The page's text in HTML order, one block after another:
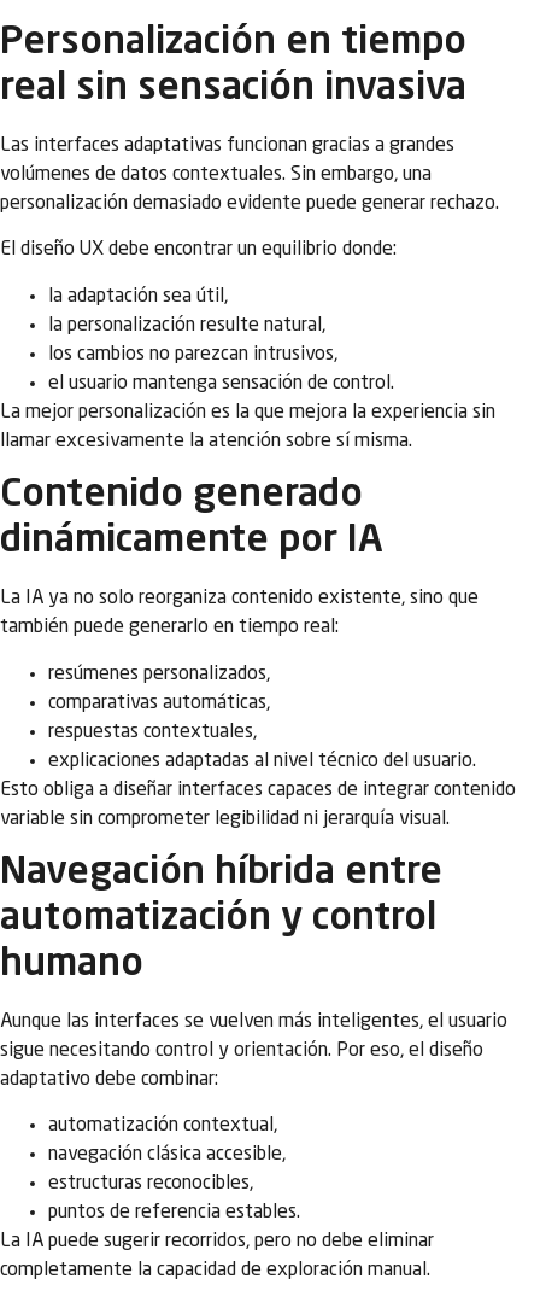
Personalización en tiempo
real sin sensación invasiva
Las interfaces adaptativas funcionan gracias a grandes
volúmenes de datos contextuales. Sin embargo, una
personalización demasiado evidente puede generar rechazo.
El diseño UX debe encontrar un equilibrio donde:
la adaptación sea útil,
la personalización resulte natural,
los cambios no parezcan intrusivos,
el usuario mantenga sensación de control.
La mejor personalización es la que mejora la experiencia sin
llamar excesivamente la atención sobre sí misma.
Contenido generado
dinámicamente por IA
La IA ya no solo reorganiza contenido existente, sino que
también puede generarlo en tiempo real:
resúmenes personalizados,
comparativas automáticas,
respuestas contextuales,
explicaciones adaptadas al nivel técnico del usuario.
Esto obliga a diseñar interfaces capaces de integrar contenido
variable sin comprometer legibilidad ni jerarquía visual.
Navegación híbrida entre
automatización y control
humano
Aunque las interfaces se vuelven más inteligentes, el usuario
sigue necesitando control y orientación. Por eso, el diseño
adaptativo debe combinar:
automatización contextual,
navegación clásica accesible,
estructuras reconocibles,
puntos de referencia estables.
La IA puede sugerir recorridos, pero no debe eliminar
completamente la capacidad de exploración manual.